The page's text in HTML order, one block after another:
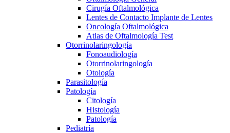
Cirugía Oftalmológica
Lentes de Contacto Implante de Lentes
Oncología Oftalmológica
Atlas de Oftalmología Test
Otorrinolaringología
Fonoaudiología
Otorrinolaringología
Otología
Parasitología
Patología
Citología
Histología
Patología
Pediatría